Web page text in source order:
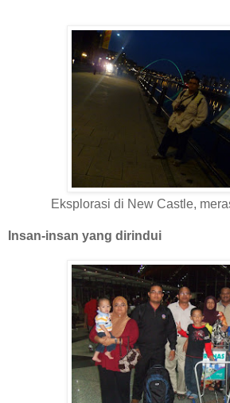
Eksplorasi di New Castle,
Insan-insan yang dirindui